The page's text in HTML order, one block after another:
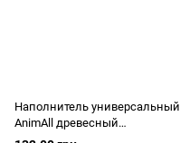
Наполнитель универсальный
AnimAll древесный
впитывающий с ароматом